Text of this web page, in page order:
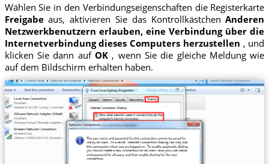
Wählen Sie in den Verbindungseigenschaften die Registerkarte
Freigabeaus, aktivieren Sie das KontrollkästchenAnderen
Netzwerkbenutzern erlauben, eine Verbindung über die
Internetverbindung dieses Computers herzustellen , und
klicken Sie dann auf OK, wenn Sie die gleiche Meldung wie
auf dem Bildschirm erhalten haben.